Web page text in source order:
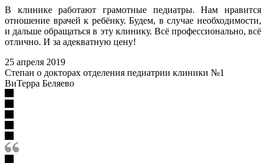
В клинике работают грамотные педиатры. Нам нравится
отношение врачей к ребёнку. Будем, в случае необходимости,
и дальше обращаться в эту клинику. Всё профессионально, всё
отлично. И за адекватную цену!
25 апреля 2019
Степан о докторах отделения педиатрии клиники №1
ВиТерра Беляево